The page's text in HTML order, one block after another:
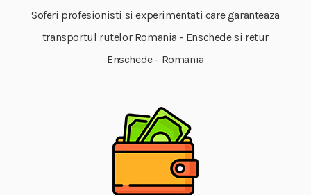
Soferi profesionisti si experimentati care garanteaza
transportul rutelor Romania - Enschede si retur
Enschede - Romania